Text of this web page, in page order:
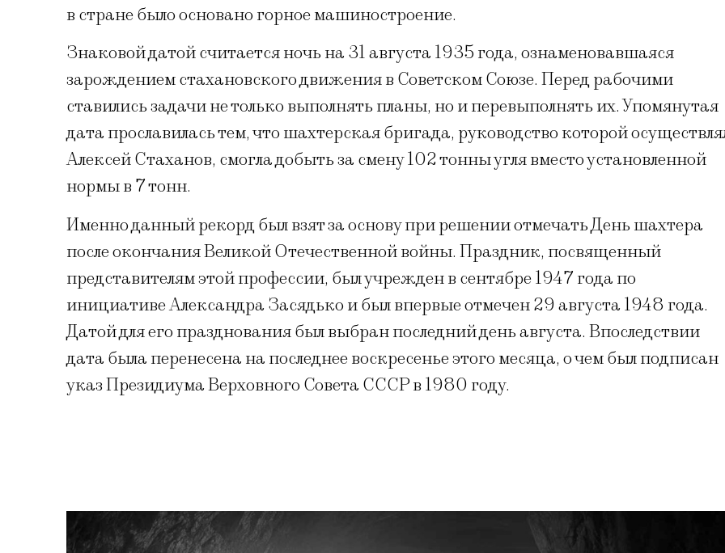
в стране было основано горное машиностроение.
Знаковой датой считается ночь на 31 августа 1935 года, ознаменовавшаяся
зарождением стахановского движения в Советском Союзе. Перед рабочими
ставились задачи не только выполнять планы, но и перевыполнять их. Упомянутая
дата прославилась тем, что шахтерская бригада, руководство которой
Алексей Стаханов, смогла добыть за смену 102 тонны угля вместо установленной
нормы в 7 тонн.
Именно данный рекорд был взят за основу при решении отмечать День шахтера
после окончания Великой Отечественной войны. Праздник, посвященный
представителям этой профессии, был учрежден в сентябре 1947 года по
инициативе Александра Засядько и был впервые отмечен 29 августа 1948 года.
Датой для его празднования был выбран последний день августа. Впоследствии
дата была перенесена на последнее воскресенье этого месяца, о чем был подписан
указ Президиума Верховного Совета СССР в 1980 году.